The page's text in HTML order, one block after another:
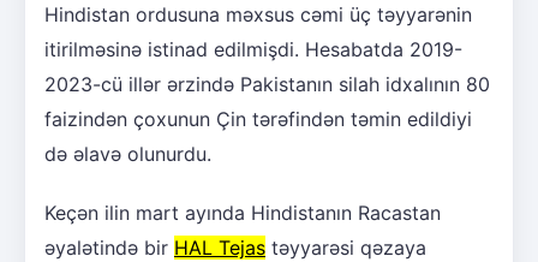
Hindistan ordusuna məxsus cəmi üç təyyarənin
itirilməsinə istinad edilmişdi. Hesabatda 2019-
2023-cü illər ərzində Pakistanın silah idxalının 80
faizindən çoxunun Çin tərəfindən təmin edildiyi
də əlavə olunurdu.
Keçən ilin mart ayında Hindistanın Racastan
əyalətində bir HAL Tejas təyyarəsi qəzaya